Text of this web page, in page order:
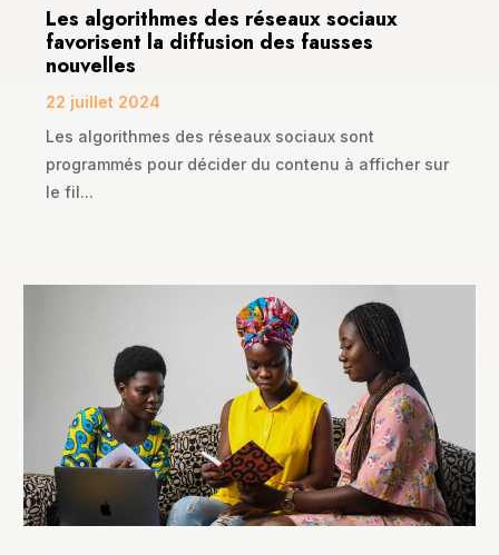
Les algorithmes des réseaux sociaux
favorisent la diffusion des fausses
nouvelles
22 juillet 2024
Les algorithmes des réseaux sociaux sont
programmés pour décider du contenu à afficher sur
le fil...